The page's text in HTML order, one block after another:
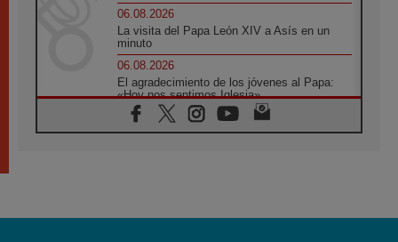
06.08.2026
La visita del Papa León XIV a Asís en un
minuto
06.08.2026
El agradecimiento de los jóvenes al Papa:
«Hoy nos sentimos Iglesia»
06.08.2026
Líbano: Reanudan los coloquios en Roma en